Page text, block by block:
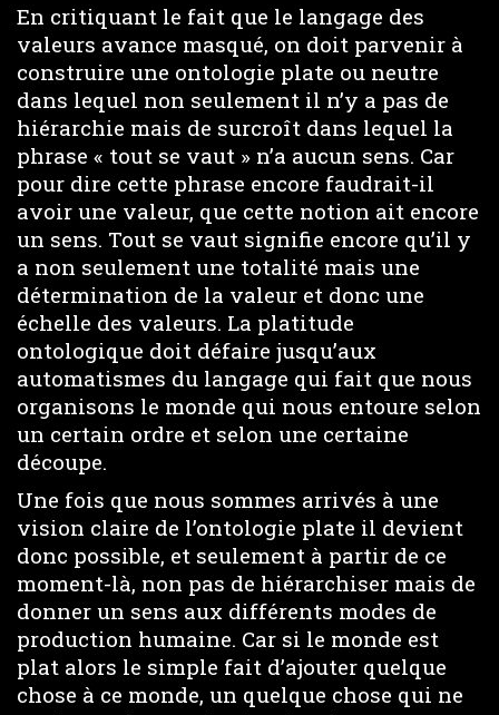
En critiquant le fait que le langage des
valeurs avance masqué, on doit parvenir à
construire une ontologie plate ou neutre
dans lequel non seulement il n’y a pas de
hiérarchie mais de surcroît dans lequel la
phrase « tout se vaut » n’a aucun sens. Car
pour dire cette phrase encore faudrait-il
avoir une valeur, que cette notion ait encore
un sens. Tout se vaut signifie encore qu’il y
a non seulement une totalité mais une
détermination de la valeur et donc une
échelle des valeurs. La platitude
ontologique doit défaire jusqu’aux
automatismes du langage qui fait que nous
organisons le monde qui nous entoure selon
un certain ordre et selon une certaine
découpe.
Une fois que nous sommes arrivés à une
vision claire de l’ontologie plate il devient
donc possible, et seulement à partir de ce
moment-là, non pas de hiérarchiser mais de
donner un sens aux différents modes de
production humaine. Car si le monde est
plat alors le simple fait d’ajouter quelque
chose à ce monde, un quelque chose qui ne